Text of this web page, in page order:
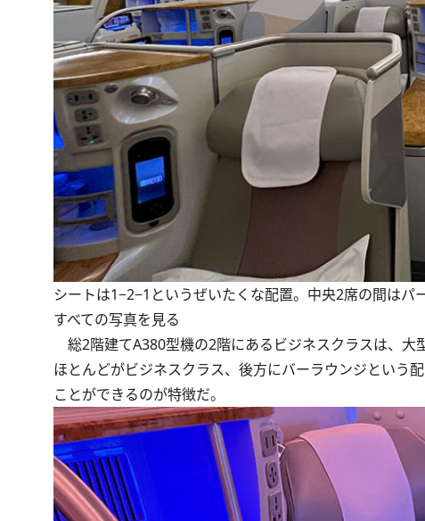
シートは1−2−1というぜいたくな配置。中央2席の間はパ
すべての写真を見る
総2階建てA380型機の2階にあるビジネスクラスは、大
ほとんどがビジネスクラス、後方にバーラウンジという
ことができるのが特徴だ。